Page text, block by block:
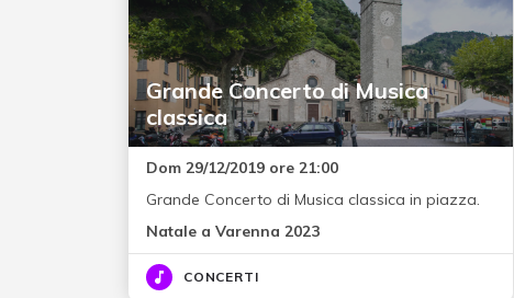
Grande Concerto di Musica
classica
Dom 29/12/2019 ore 21:00
Grande Concerto di Musica classica in piazza.
Natale a Varenna 2023
CONCERTI